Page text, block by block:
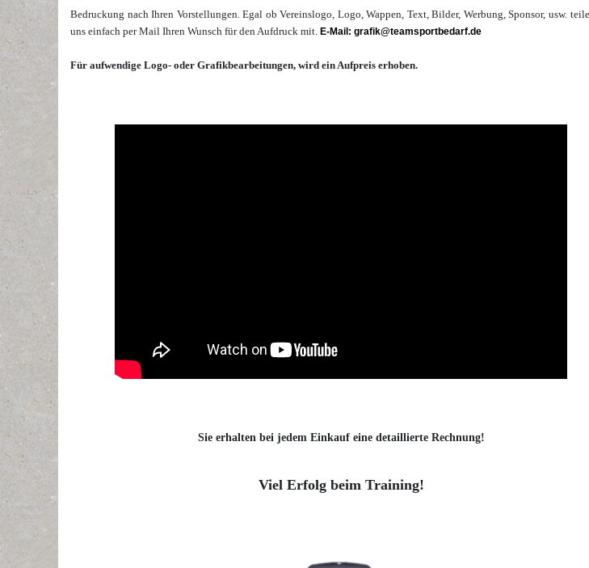
Bedruckung nach Ihren Vorstellungen. Egal ob Vereinslogo, Logo, Wappen, Text, Bilder, Werbung,Sponsor, usw.
uns einfach per Mail Ihren Wunsch für den Aufdruck mit. E-Mail: grafik@teamsportbedarf.de
Für aufwendige Logo- oder Grafikbearbeitungen, wird ein Aufpreis erhoben.
Sie erhalten bei jedem Einkauf eine detaillierte Rechnung!
Viel Erfolg beim Training!